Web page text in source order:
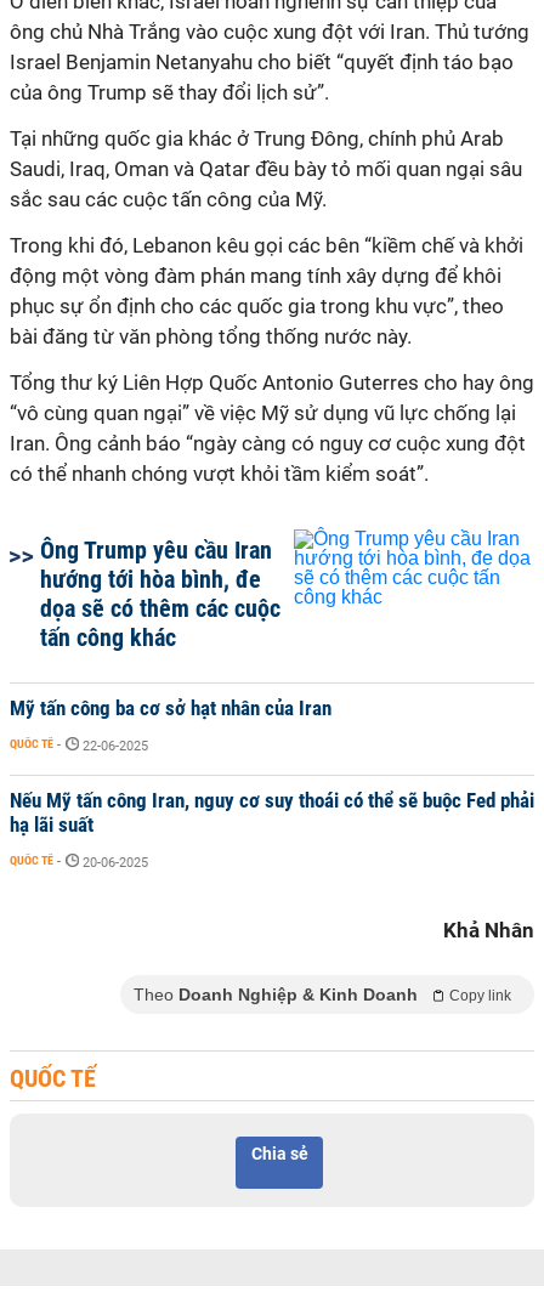
ông chủ Nhà Trắng vào cuộc xung đột với Iran. Thủ tướng
Israel Benjamin Netanyahu cho biết “quyết định táo bạo
của ông Trump sẽ thay đổi lịch sử”.
Tại những quốc gia khác ở Trung Đông, chính phủ Arab
Saudi, Iraq, Oman và Qatar đều bày tỏ mối quan ngại sâu
sắc sau các cuộc tấn công của Mỹ.
Trong khi đó, Lebanon kêu gọi các bên “kiềm chế và khởi
động một vòng đàm phán mang tính xây dựng để khôi
phục sự ổn định cho các quốc gia trong khu vực”, theo
bài đăng từ văn phòng tổng thống nước này.
Tổng thư ký Liên Hợp Quốc Antonio Guterres cho hay ông
“vô cùng quan ngại” về việc Mỹ sử dụng vũ lực chống lại
Iran. Ông cảnh báo “ngày càng có nguy cơ cuộc xung đột
có thể nhanh chóng vượt khỏi tầm kiểm soát”.
Ông Trump yêu cầu Iran
hướng tới hòa bình, đe
dọa sẽ có thêm các cuộc
tấn công khác
Mỹ tấn công ba cơ sở hạt nhân của Iran
QUỐC TẾ - 22-06-2025
Nếu Mỹ tấn công Iran, nguy cơ suy thoái có thể sẽ buộc Fed phải
hạ lãi suất
QUỐC TẾ - 20-06-2025
Khả Nhân
Theo Doanh Nghiệp & Kinh Doanh Copy link
QUỐC TẾ
Chia sẻ